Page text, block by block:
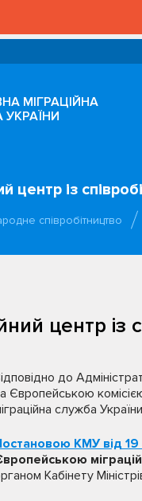
МІГРАЦІЙНА
центр із
співробітництво
центр
до
Європейською
служба
КМУ від
Кабінету